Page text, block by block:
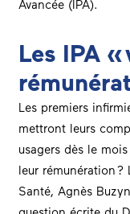
Avancée (IPA).
Les IPA
Les premiers
mettront leurs
usagers dès le
leur rémunération
Santé, Agnès